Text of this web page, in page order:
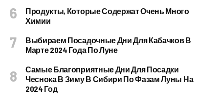
Продукты, Которые Содержат Очень Много
Химии
Выбираем Посадочные Дни Для Кабачков В
Марте 2024 Года По Луне
Самые Благоприятные Дни Для Посадки
Чеснока В Зиму В Сибири По Фазам Луны На
2024 Год